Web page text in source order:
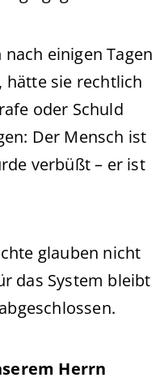
einigen Tagen
hätte sie rechtlich
oder Schuld
Der Mensch ist
verbüßt – er ist
glauben nicht
das System bleibt
Herrn